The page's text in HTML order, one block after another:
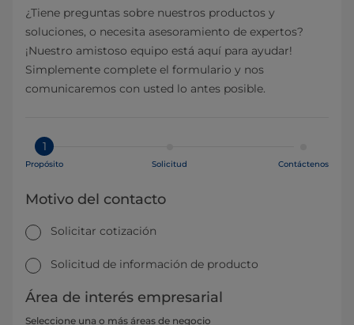
¿Tiene preguntas sobre nuestros productos y
soluciones, o necesita asesoramiento de expertos?
¡Nuestro amistoso equipo está aquí para ayudar!
Simplemente complete el formulario y nos
comunicaremos con usted lo antes posible.
1
Propósito Solicitud Contáctenos
Motivo del contacto
Solicitar cotización
Solicitud de información de producto
Área de interés empresarial
Seleccione una o más áreas de negocio